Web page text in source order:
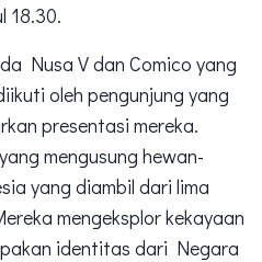
18.30.
Nusa V dan Comico yang
oleh pengunjung yang
presentasi mereka.
mengusung hewan-
yang diambil dari lima
mengeksplor kekayaan
identitas dari Negara